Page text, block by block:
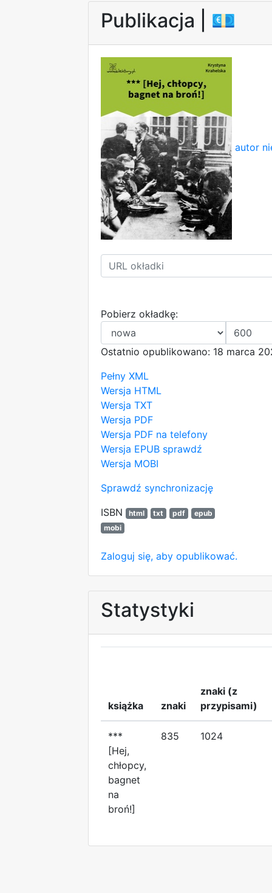
Publikacja | 💶
autor
Pobierz okładkę:
Ostatnio opublikowano: 18 marca
Pełny XML
Wersja HTML
Wersja TXT
Wersja PDF
Wersja PDF na telefony
Wersja EPUB sprawdź
Wersja MOBI
Sprawdź synchronizację
ISBN
html txt pdf
epub
mobi
Zaloguj się, aby opublikować.
Statystyki
książka znaki
znaki (z
przypisami)
***
[Hej,
chłopcy,
bagnet
na
broń!]
835 1024